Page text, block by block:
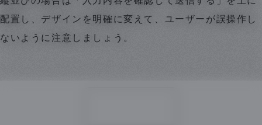
配置し、デザインを明確に変えて、ユーザーが誤操作し
ないように注意しましょう。